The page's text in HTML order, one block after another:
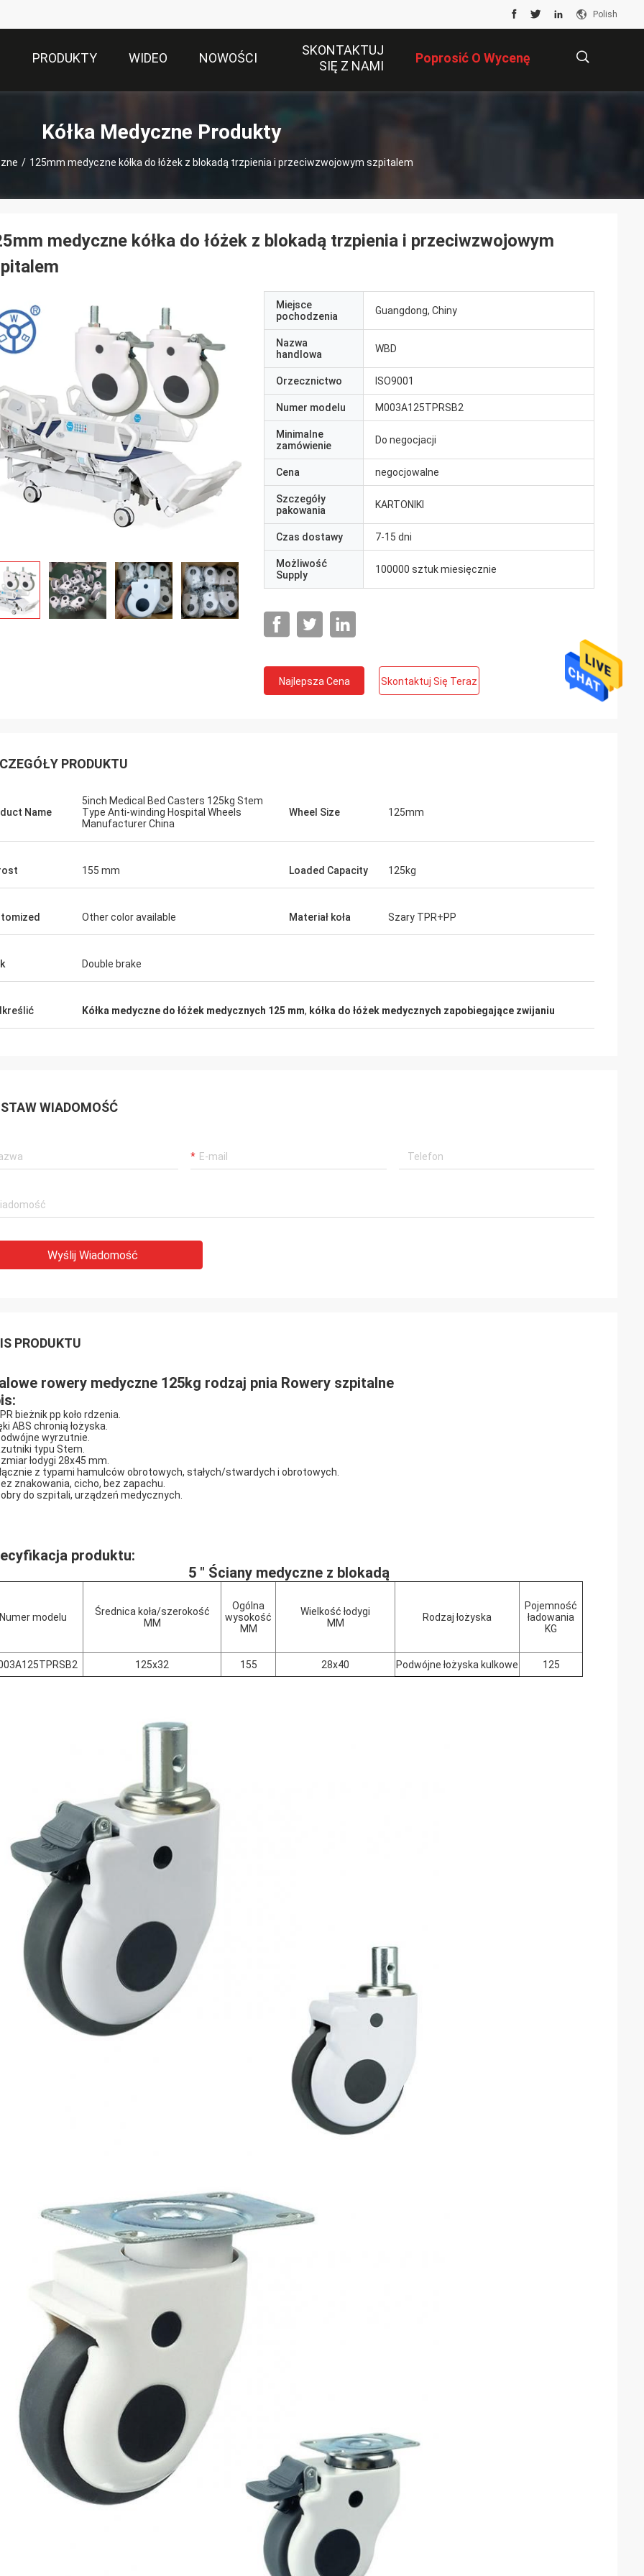
Polish
PRODUKTY WIDEO NOWOŚCI
SKONTAKTUJ
SIĘ Z NAMI
Poprosić O Wycenę
Kółka Medyczne Produkty
/ 125mm medyczne kółka do łóżek z blokadą trzpienia i przeciwzwojowym szpitalem
medyczne kółka do łóżek z blokadą trzpienia i przeciwzwojowym
Miejsce
pochodzenia
Guangdong, Chiny
Nazwa
handlowa
WBD
Orzecznictwo ISO9001
Numer modelu M003A125TPRSB2
Minimalne
zamówienie
Do negocjacji
Cena negocjowalne
Szczegóły
pakowania
KARTONIKI
Czas dostawy 7-15 dni
Możliwość
Supply
100000 sztuk miesięcznie
Najlepsza Cena Skontaktuj Się Teraz
PRODUKTU
Name
5inch Medical Bed Casters 125kg Stem
Type Anti-winding Hospital Wheels
Manufacturer China
Wheel Size 125mm
155 mm Loaded Capacity 125kg
Other color available Materiał koła Szary TPR+PP
Double brake
Kółka medyczne do łóżek medycznych 125 mm, kółka do łóżek medycznych zapobiegające zwijaniu
WIADOMOŚĆ
Wyślij Wiadomość
PRODUKTU
rowery medyczne 125kg rodzaj pnia Rowery szpitalne
bieżnik pp koło rdzenia.
ABS chronią łożyska.
wyrzutnie.
typu Stem.
łodygi 28x45 mm.
z typami hamulców obrotowych, stałych/stwardych i obrotowych.
znakowania, cicho, bez zapachu.
do szpitali, urządzeń medycznych.
produktu:
5 " Ściany medyczne z blokadą
Numer modelu
Średnica koła/szerokość
MM
Ogólna
wysokość
MM
Wielkość łodygi
MM
Rodzaj łożyska
Pojemność
ładowania
KG
125x32 155 28x40 Podwójne łożyska kulkowe 125